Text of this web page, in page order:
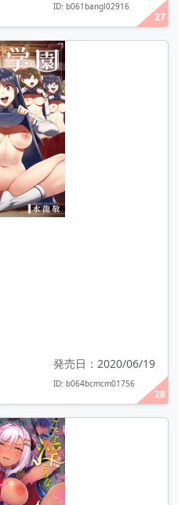
27
ID: b061bangl02916
28
発売日：2020/06/19
ID: b064bcmcm01756